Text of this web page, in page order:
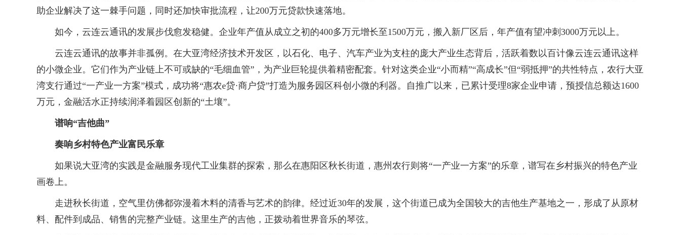
助企业解决了这一棘手问题，同时还加快审批流程，让200万元贷款快速落地。
如今，云连云通讯的发展步伐愈发稳健。企业年产值从成立之初的400多万元增长至1500万元，搬入新厂区后，年产值有望冲刺3000万元以上。
云连云通讯的故事并非孤例。在大亚湾经济技术开发区，以石化、电子、汽车产业为支柱的庞大产业生态背后，活跃着数以百计像云连云通讯这样
的小微企业。它们作为产业链上不可或缺的“毛细血管”，为产业巨轮提供着精密配套。针对这类企业“小而精”“高成长”但“弱抵押”的共性特点，农行大亚
湾支行通过“一产业一方案”模式，成功将“惠农e贷·商户贷”打造为服务园区科创小微的利器。自推广以来，已累计受理8家企业申请，预授信总额达1600
万元，金融活水正持续润泽着园区创新的“土壤”。
谱响“吉他曲”
奏响乡村特色产业富民乐章
如果说大亚湾的实践是金融服务现代工业集群的探索，那么在惠阳区秋长街道，惠州农行则将“一产业一方案”的乐章，谱写在乡村振兴的特色产业
画卷上。
走进秋长街道，空气里仿佛都弥漫着木料的清香与艺术的韵律。经过近30年的发展，这个街道已成为全国较大的吉他生产基地之一，形成了从原材
料、配件到成品、销售的完整产业链。这里生产的吉他，正拨动着世界音乐的琴弦。